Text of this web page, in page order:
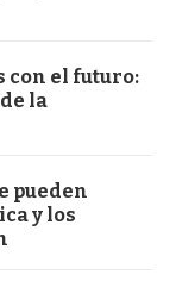
con el futuro:
la
pueden
y los